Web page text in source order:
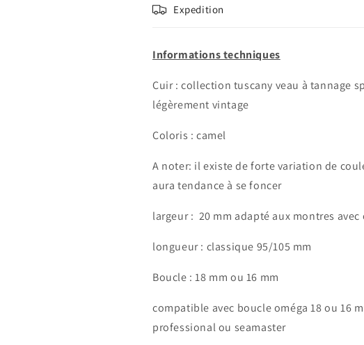
Expedition
Informations techniques
Cuir : collection tuscany veau à tannage
légèrement vintage
Coloris : camel
A noter: il existe de forte variation de
aura tendance à se foncer
largeur : 20 mm adapté aux montres avec
longueur : classique 95/105 mm
Boucle : 18 mm ou 16 mm
compatible avec boucle oméga 18 ou 16
professional ou seamaster
Connectez-vous à votre compte pour ajouter des produits à